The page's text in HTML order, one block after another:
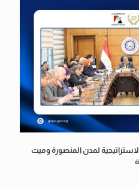
لمدن المنصورة وميت